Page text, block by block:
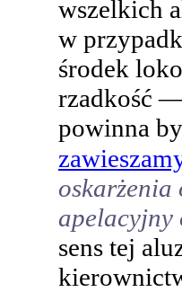
wszelkich
w
środek
rzadkość
powinna
oskarżenia
apelacyjny
sens tej